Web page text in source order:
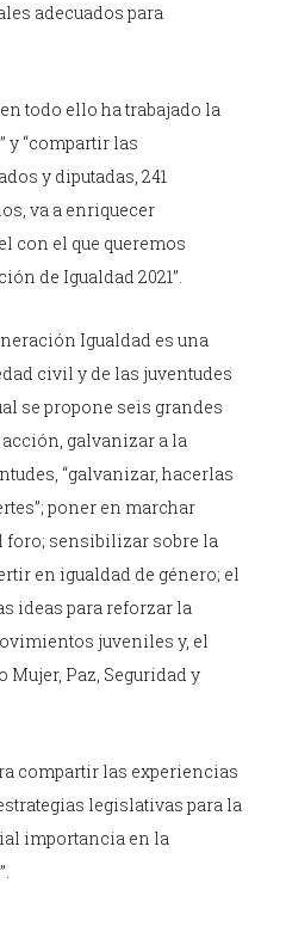
adecuados para
todo ello ha trabajado la
y “compartir las
y diputadas, 241
va a enriquecer
con el que queremos
de Igualdad 2021”.
Igualdad es una
civil y de las juventudes
se propone seis grandes
galvanizar a la
“galvanizar, hacerlas
poner en marchar
sensibilizar sobre la
en igualdad de género; el
ideas para reforzar la
juveniles y, el
Mujer, Paz, Seguridad y
compartir las experiencias
legislativas para la
importancia en la